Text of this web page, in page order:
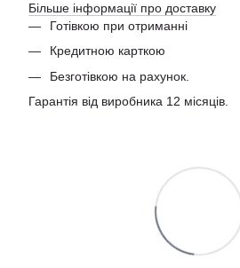
Більше інформації про доставку
Готівкою при отриманні
Кредитною карткою
Безготівкою на рахунок.
Гарантія від виробника 12 місяців.